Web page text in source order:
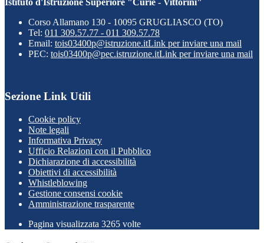
Corso Allamano 130 - 10095 GRUGLIASCO (TO)
Tel: 011 309.57.77 - 011 309.57.78
Email: tois03400p@istruzione.itLink per inviare una mail
PEC: tois03400p@pec.istruzione.itLink per inviare una mail
Sezione Link Utili
Cookie policy
Note legali
Informativa Privacy
Ufficio Relazioni con il Pubblico
Dichiarazione di accessibilità
Obiettivi di accessibilità
Whistleblowing
Gestione consensi cookie
Amministrazione trasparente
Pagina visualizzata 3265 volte